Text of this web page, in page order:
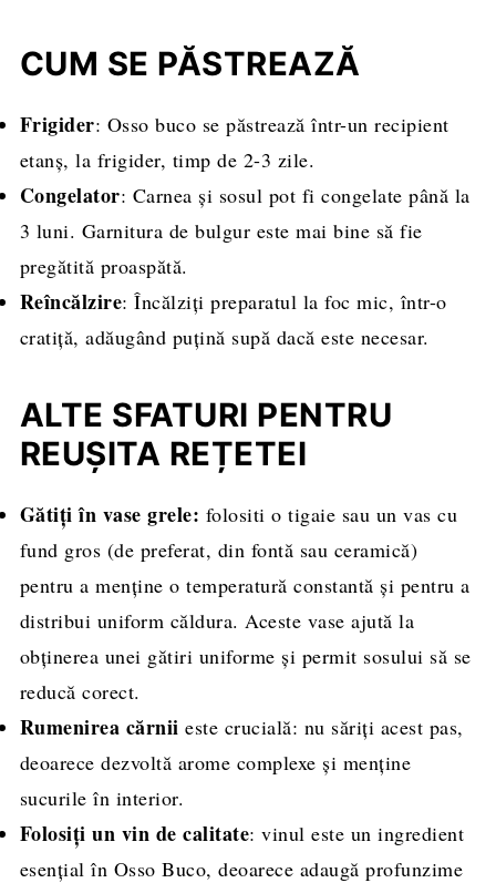
CUM SE PĂSTREAZĂ
Frigider: Osso buco se păstrează într-un recipient
etanș, la frigider, timp de 2-3 zile.
Congelator: Carnea și sosul pot fi congelate până la
3 luni. Garnitura de bulgur este mai bine să fie
pregătită proaspătă.
Reîncălzire: Încălziți preparatul la foc mic, într-o
cratiță, adăugând puțină supă dacă este necesar.
ALTE SFATURI PENTRU
REUȘITA REȚETEI
Gătiți în vase grele: folositi o tigaie sau un vas cu
fund gros (de preferat, din fontă sau ceramică)
pentru a menține o temperatură constantă și pentru a
distribui uniform căldura. Aceste vase ajută la
obținerea unei gătiri uniforme și permit sosului să se
reducă corect.
Rumenirea cărnii este crucială: nu săriți acest pas,
deoarece dezvoltă arome complexe și menține
sucurile în interior.
Folosiți un vin de calitate: vinul este un ingredient
esențial în Osso Buco, deoarece adaugă profunzime